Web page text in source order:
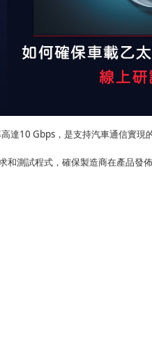
達10 Gbps ， 是支持汽車通信實現
和測試程式，確保製造商在產品發